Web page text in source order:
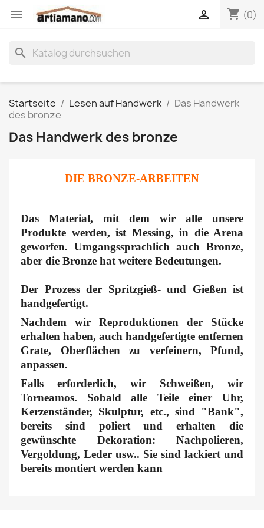
 shopping_cart (0)

search
Startseite Lesen auf Handwerk
Das Handwerk
des bronze
Das Handwerk des bronze
DIE BRONZE-ARBEITEN
Das Material, mit dem wir alle unsere
Produkte werden, ist Messing, in die Arena
geworfen. Umgangssprachlich auch Bronze,
aber die Bronze hat weitere Bedeutungen.
Der Prozess der Spritzgieß- und Gießen ist
handgefertigt.
Nachdem wir Reproduktionen der Stücke
erhalten haben, auch handgefertigte entfernen
Grate, Oberflächen zu verfeinern, Pfund,
anpassen.
Falls erforderlich, wir Schweißen, wir
Torneamos. Sobald alle Teile einer Uhr,
Kerzenständer, Skulptur, etc., sind "Bank",
bereits sind poliert und erhalten die
gewünschte Dekoration: Nachpolieren,
Vergoldung, Leder usw.. Sie sind lackiert und
bereits montiert werden kann